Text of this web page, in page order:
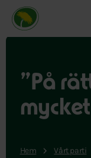
Miljöpartiet de
”På
Hem Vårt parti